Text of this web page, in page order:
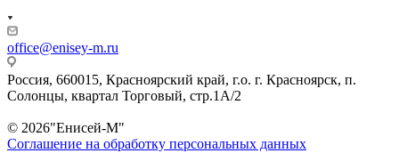
office@enisey-m.ru
Россия, 660015, Красноярский край, г.о. г. Красноярск, п.
Солонцы, квартал Торговый, стр.1А/2
© 2026"Енисей-М"
Соглашение на обработку персональных данных